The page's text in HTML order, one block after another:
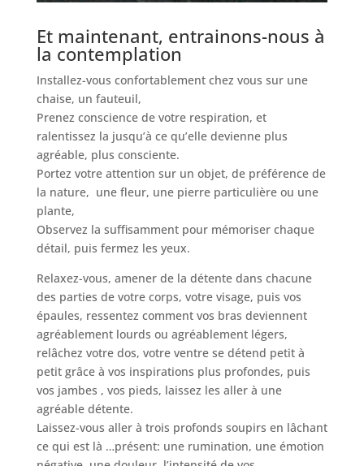
Et maintenant, entrainons-nous à
la contemplation
Installez-vous confortablement chez vous sur une
chaise, un fauteuil,
Prenez conscience de votre respiration, et
ralentissez la jusqu’à ce qu’elle devienne plus
agréable, plus consciente.
Portez votre attention sur un objet, de préférence de
la nature, une fleur, une pierre particulière ou une
plante,
Observez la suffisamment pour mémoriser chaque
détail, puis fermez les yeux.
Relaxez-vous, amener de la détente dans chacune
des parties de votre corps, votre visage, puis vos
épaules, ressentez comment vos bras deviennent
agréablement lourds ou agréablement légers,
relâchez votre dos, votre ventre se détend petit à
petit grâce à vos inspirations plus profondes, puis
vos jambes , vos pieds, laissez les aller à une
agréable détente.
Laissez-vous aller à trois profonds soupirs en lâchant
ce qui est là …présent: une rumination, une émotion